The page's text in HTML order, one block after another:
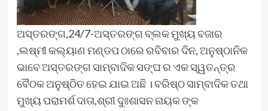
ଅସ୍ତରଙ୍ଗ,24/7-ଅସ୍ତରଙ୍ଗ ବ୍ଲକ ମୁଖ୍ୟ ବଜାର
,ଲଷ୍ମୀ କଲ୍ୟାଣ ମଣ୍ଡପ ଠାରେ ରବିବାର ଦିନ, ଅନୁଷ୍ଠାନିକ
ଭାବେ ଅସ୍ତରଙ୍ଗ ସାମ୍ବାଦିକ ସଙ୍ଘ ର ଏକ ସ୍ୱତନ୍ତ୍ର
ବୈଠକ ଅନୁଷ୍ଠିତ ହେଇ ଯାଇ ଅଛି । ବରିଷ୍ଠ ସାମ୍ବାଦିକ ତଥା
ମୁଖ୍ୟ ପରାମର୍ଶ ଦାତା,ଶ୍ରୀ ଦୁଃଶାସନ ନାୟକ ଙ୍କ